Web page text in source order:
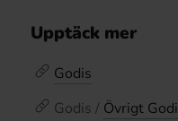
Upptäck mer
Godis
Godis / Övrigt